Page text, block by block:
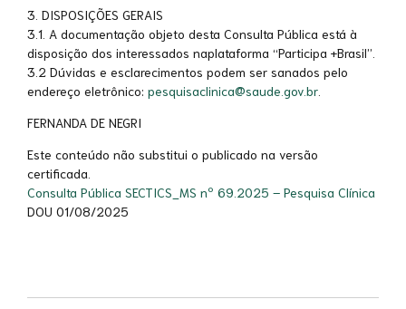
3. DISPOSIÇÕES GERAIS
3.1. A documentação objeto desta Consulta Pública está à
disposição dos interessados naplataforma “Participa +Brasil”.
3.2 Dúvidas e esclarecimentos podem ser sanados pelo
endereço eletrônico: pesquisaclinica@saude.gov.br
FERNANDA DE NEGRI
Este conteúdo não substitui o publicado na versão
certificada.
Consulta Pública SECTICS_MS nº 69.2025 – Pesquisa Clínica
DOU 01/08/2025